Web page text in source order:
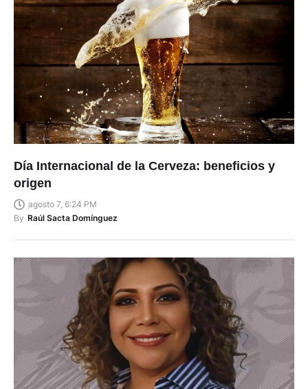
Día Internacional de la Cerveza: beneficios y
origen
agosto 7, 6:24 PM
By Raúl Sacta Domínguez